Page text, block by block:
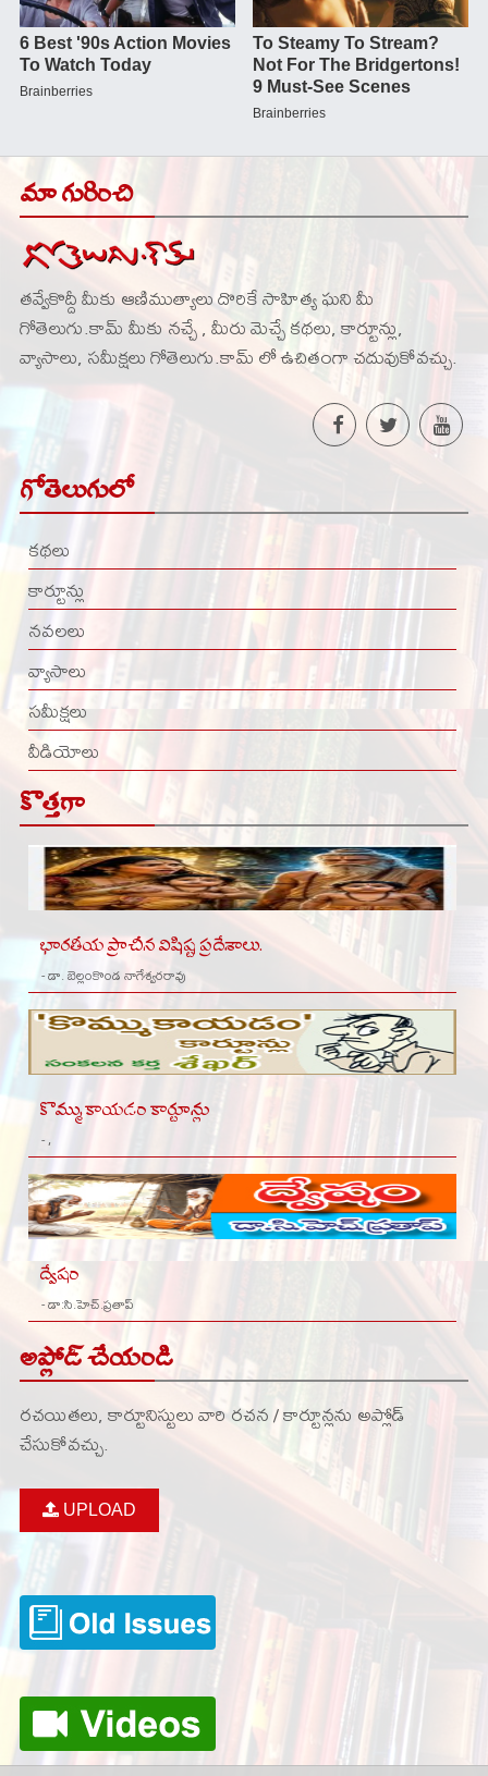
మా గురించి
తవ్వేకొద్దీ మీకు ఆణిముత్యాలు దొరికే సాహిత్య ఘని మీ
గోతెలుగు.కామ్ మీకు నచ్చే , మీరు మెచ్చే కథలు, కార్టూన్లు,
వ్యాసాలు, సమీక్షలు గోతెలుగు.కామ్ లో ఉచితంగా చదువుకోవచ్చు.
గోతెలుగులో
కథలు
కార్టూన్లు
నవలలు
వ్యాసాలు
సమీక్షలు
వీడియోలు
కొత్తగా
భారతీయ ప్రాచీన విషిష్ట ప్రదేశాలు.
- డా. బెల్లంకొండ నాగేశ్వరరావు
కొమ్ముకాయడం కార్టూన్లు
- ,
ద్వేషం
- డా:సి.హెచ్.ప్రతాప్
అప్లోడ్ చేయండి
రచయితలు, కార్టూనిస్టులు వారి రచన / కార్టూన్లను అప్లోడ్
చేసుకోవచ్చు.
UPLOAD